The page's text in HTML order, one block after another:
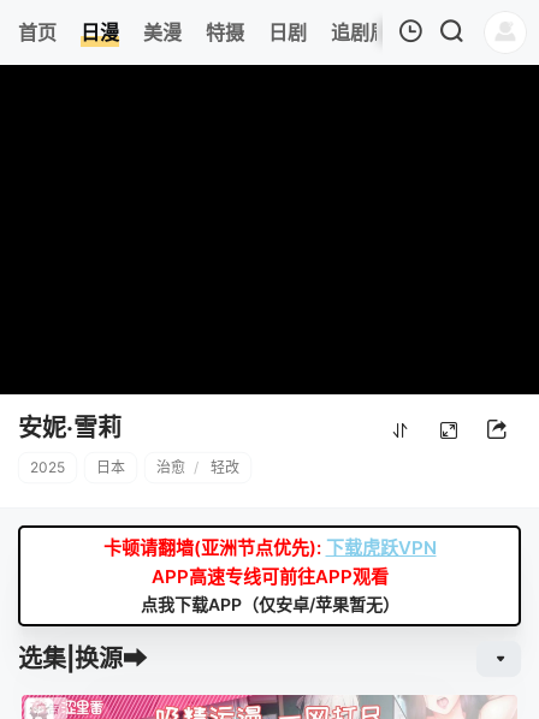
首页 日漫 美漫 特摄 日剧 追剧周表 今日更新
安妮·雪莉
2025 日本 治愈 / 轻改
卡顿请翻墙(亚洲节点优先): 下载虎跃VPN
APP高速专线可前往APP观看
点我下载APP（仅安卓/苹果暂无）
选集|换源➡